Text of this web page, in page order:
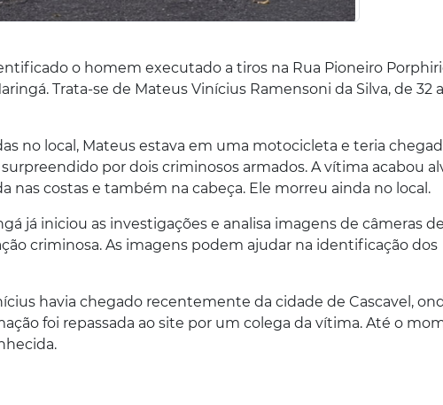
o homem executado a tiros na Rua Pioneiro
Trata-se de Mateus Vinícius Ramensoni da Silva, de 32
no local, Mateus estava em uma motocicleta e teria
por dois criminosos armados. A vítima acabou
nas costas e também na cabeça. Ele morreu ainda no local.
já iniciou as investigações e analisa imagens de câmeras de
criminosa. As imagens podem ajudar na identificação dos
havia chegado recentemente da cidade de Cascavel,
foi repassada ao site por um colega da vítima. Até o